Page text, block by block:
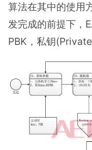
算法在其中的使用
发完成的前提下，
PBK，私钥